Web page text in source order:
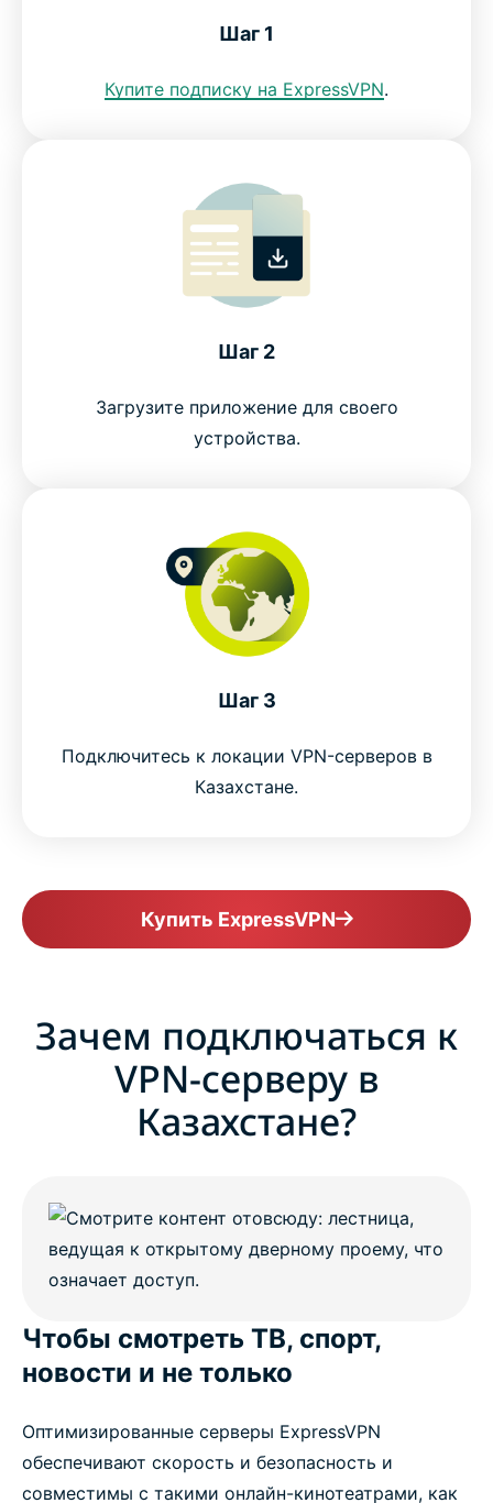
Загрузите VPN для Казахстана на все ваши
ЧаВо: VPN для Казахстана
Попробуйте VPN для Казахстана без всякого
How to set up a Kazakhstan VPN
Everyday uses for a VPN in Kazakhstan
Why choose ExpressVPN for Kazakhstan
Popular VPN server locations for Kazakhstan users
FAQ
Get ExpressVPN for Kazakhstan risk-free
Шаг 1
Купите подписку на ExpressVPN.
Шаг 2
Загрузите приложение для своего
устройства.
Шаг 3
Подключитесь к локации VPN-серверов в
Казахстане.
Купить ExpressVPN
Зачем подключаться к
VPN-серверу в
Казахстане?
Чтобы смотреть ТВ, спорт,
новости и не только
Оптимизированные серверы ExpressVPN
обеспечивают скорость и безопасность и
совместимы с такими онлайн-кинотеатрами, как